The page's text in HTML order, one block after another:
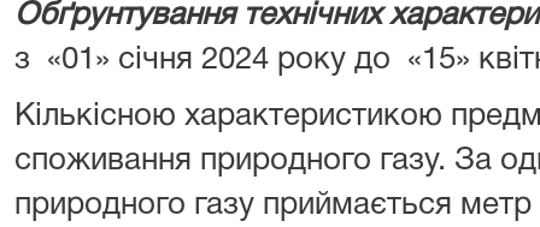
Обґрунтування технічних
з «01» січня 2024 року до «15»
Кількісною характеристикою
споживання природного газу. За
природного газу приймається метр